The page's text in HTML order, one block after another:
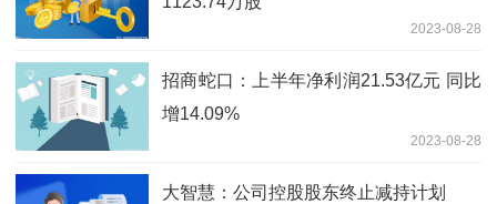
2023-08-28
招商蛇口：上半年净利润21.53亿元 同比
增14.09%
2023-08-28
大智慧：公司控股股东终止减持计划